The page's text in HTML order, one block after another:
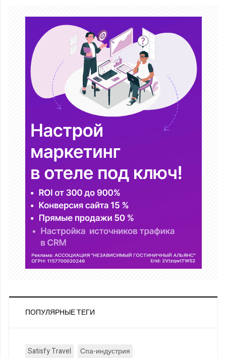
ПОПУЛЯРНЫЕ ТЕГИ
Satisfy Travel
Спа-индустрия